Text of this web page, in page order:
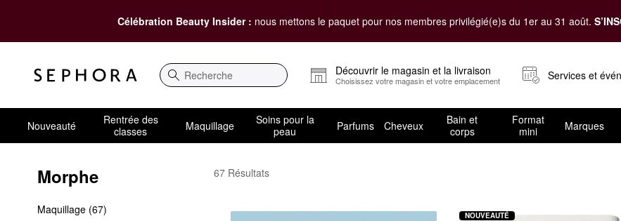
Célébration Beauty Insider : nous mettons le paquet pour nos membres privilégié(e)s du 1er au 31 août.
Recherche
Découvrir le magasin et la livraison
Choisissez votre magasin et votre emplacement Services et
Nouveauté
Rentrée des
classes
Maquillage
Soins pour la
peau
Parfums Cheveux
Bain et
corps
Format
mini
Marques
Morphe
Maquillage (67)
Morphe
67 Résultats
NOUVEAUTÉ